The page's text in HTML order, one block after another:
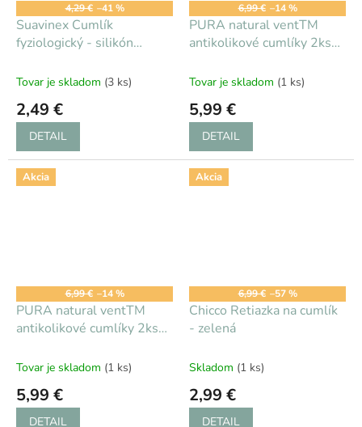
4,29 € –41 %
Suavinex Cumlík
fyziologický - silikón
Tovar je skladom (3 ks)
2,49 €
DETAIL
6,99 € –14 %
PURA natural ventTM
antikolikové cumlíky 2ks
Tovar je skladom (1 ks)
5,99 €
DETAIL
Akcia
6,99 € –14 %
PURA natural ventTM
antikolikové cumlíky 2ks
Tovar je skladom (1 ks)
5,99 €
DETAIL
Akcia
6,99 € –57 %
Chicco Retiazka na cumlík
- zelená
Skladom (1 ks)
2,99 €
DETAIL